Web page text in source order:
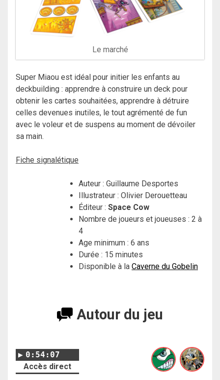
Le marché
Super Miaou est idéal pour initier les enfants au
deckbuilding : apprendre à construire un deck pour
obtenir les cartes souhaitées, apprendre à détruire
celles devenues inutiles, le tout agrémenté de fun
avec le voleur et de suspens au moment de dévoiler
sa main.
Fiche signalétique
Auteur : Guillaume Desportes
Illustrateur : Olivier Derouetteau
Éditeur : Space Cow
Nombre de joueurs et joueuses : 2 à
4
Age minimum : 6 ans
Durée : 15 minutes
Disponible à la Caverne du Gobelin
Autour du jeu
0:54:07
Accès direct